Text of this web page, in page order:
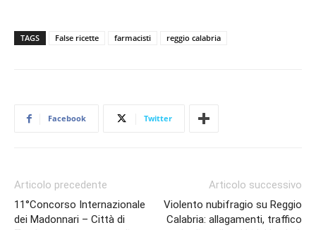
TAGS False ricette farmacisti reggio calabria
Facebook Twitter
Articolo precedente
11°Concorso Internazionale
dei Madonnari – Città di
Articolo successivo
Violento nubifragio su Reggio
Calabria: allagamenti, traffico